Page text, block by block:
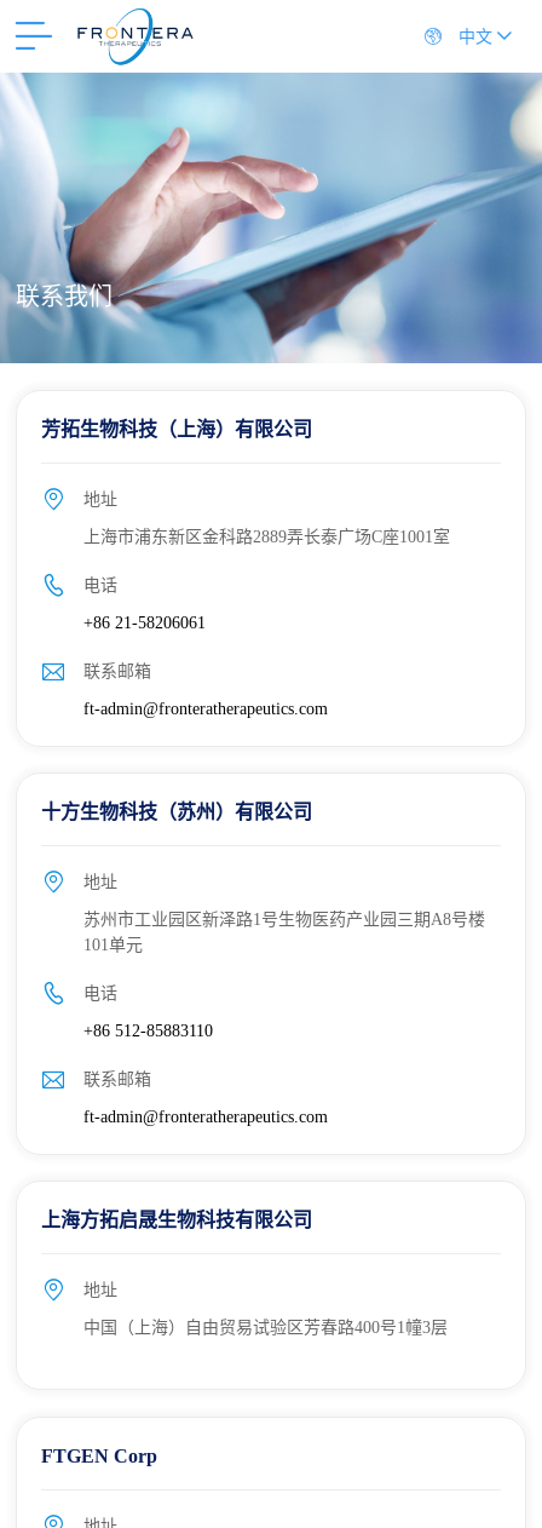
中文
联系我们
芳拓生物科技（上海）有限公司
地址
上海市浦东新区金科路2889弄长泰广场C座1001室
电话
+86 21-58206061
联系邮箱
ft-admin@fronteratherapeutics.com
十方生物科技（苏州）有限公司
地址
苏州市工业园区新泽路1号生物医药产业园三期A8号楼
101单元
电话
+86 512-85883110
联系邮箱
ft-admin@fronteratherapeutics.com
上海方拓启晟生物科技有限公司
地址
中国（上海）自由贸易试验区芳春路400号1幢3层
FTGEN Corp